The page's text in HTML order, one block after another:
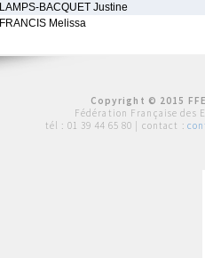
LAMPS-BACQUET Justine
FRANCIS Melissa
Copyright © 2015
Fédération Française des
tél : 01 39 44 65 80 | contact :